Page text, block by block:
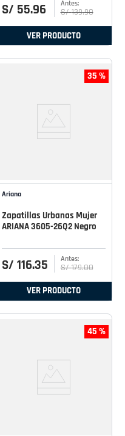
S/ 55.96 S/ 139.90
VER PRODUCTO
35 %
Ariana
Zapatillas Urbanas Mujer
ARIANA 3605-26Q2 Negro
S/ 116.35 S/ 179.00
VER PRODUCTO
45 %